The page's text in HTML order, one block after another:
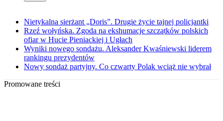
Nietykalna sierżant „Doris”. Drugie życie tajnej policjantki
Rzeź wołyńska. Zgoda na ekshumacje szczątków polskich
ofiar w Hucie Pieniackiej i Ugłach
Wyniki nowego sondażu. Aleksander Kwaśniewski liderem
rankingu prezydentów
Nowy sondaż partyjny. Co czwarty Polak wciąż nie wybrał
Promowane treści